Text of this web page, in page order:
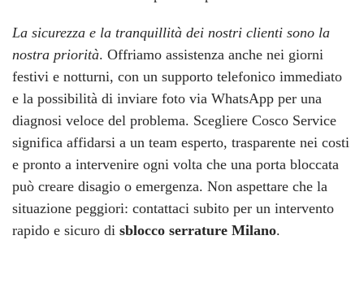
La sicurezza e la tranquillità dei nostri clienti sono la
nostra priorità. Offriamo assistenza anche nei giorni
festivi e notturni, con un supporto telefonico immediato
e la possibilità di inviare foto via WhatsApp per una
diagnosi veloce del problema. Scegliere Cosco Service
significa affidarsi a un team esperto, trasparente nei costi
e pronto a intervenire ogni volta che una porta bloccata
può creare disagio o emergenza. Non aspettare che la
situazione peggiori: contattaci subito per un intervento
rapido e sicuro di sblocco serrature Milano.